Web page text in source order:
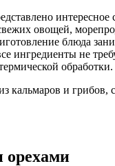
интересное
овощей,
блюда
ингредиенты не
обработки.
орехами